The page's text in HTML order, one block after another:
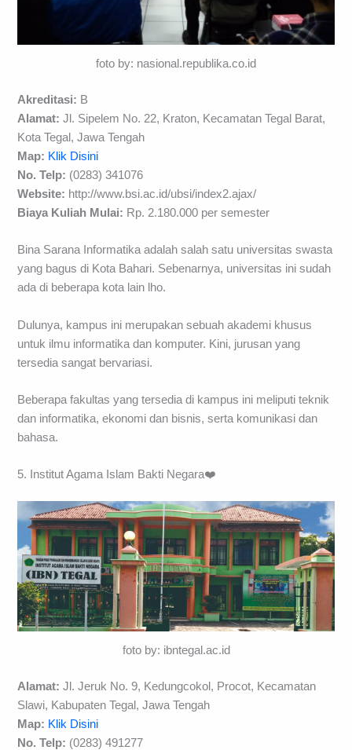
foto by: nasional.republika.co.id
Akreditasi: B
Alamat:Jl. Sipelem No. 22, Kraton, Kecamatan Tegal Barat,
Kota Tegal, Jawa Tengah
Map: Klik Disini
No. Telp: (0283) 341076
Website: http://www.bsi.ac.id/ubsi/index2.ajax/
Biaya Kuliah Mulai: Rp. 2.180.000 per semester
Bina Sarana Informatika adalah salah satu universitas swasta
yang bagus di Kota Bahari. Sebenarnya, universitas ini sudah
ada di beberapa kota lain lho.
Dulunya, kampus ini merupakan sebuah akademi khusus
untuk ilmu informatika dan komputer. Kini, jurusan yang
tersedia sangat bervariasi.
Beberapa fakultas yang tersedia di kampus ini meliputi teknik
dan informatika, ekonomi dan bisnis, serta komunikasi dan
bahasa.
5. Institut Agama Islam Bakti Negara❤️
foto by: ibntegal.ac.id
Alamat:Jl. Jeruk No. 9, Kedungcokol, Procot, Kecamatan
Slawi, Kabupaten Tegal, Jawa Tengah
Map: Klik Disini
No. Telp: (0283) 491277